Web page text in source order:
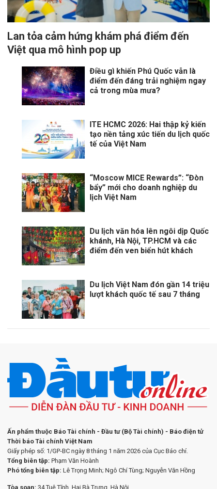
Lan tỏa cảm hứng khám phá điểm đến
Việt qua mô hình pop up
Điều gì khiến Phú Quốc vẫn là
điểm đến đáng trải nghiệm ngay
cả trong mùa mưa?
ITE HCMC 2026: Hai thập kỷ kiến
tạo nền tảng xúc tiến du lịch quốc
tế của Việt Nam
“Moscow MICE Rewards”: “Đòn
bẩy” mới cho doanh nghiệp du
lịch Việt Nam
Du lịch văn hóa lên ngôi dịp Quốc
khánh, Hà Nội, TP.HCM và các
điểm đến ven biển hút khách
Du lịch Việt Nam đón gần 14 triệu
lượt khách quốc tế sau 7 tháng
Ấn phẩm thuộc Báo Tài chính - Đầu tư (Bộ Tài chính) - Báo điện tử
Thời báo Tài chính Việt Nam
Giấy phép số: 1/GP-BC ngày 8 tháng 1 năm 2026 của Cục Báo chí.
Tổng biên tập: Phạm Văn Hoành
Phó tổng biên tập: Lê Trọng Minh; Ngô Chí Tùng; Nguyễn Văn Hồng
Tòa soạn: 34 Tuệ Tĩnh, Hai Bà Trưng, Hà Nội